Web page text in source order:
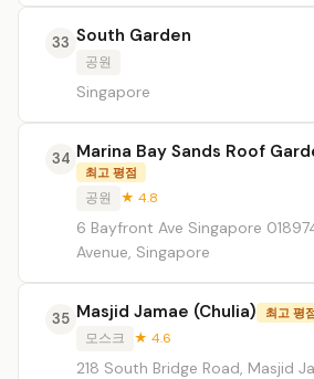
33 South Garden
공원
Singapore
34 Marina Bay Sands Roof
최고 평점
공원 ★ 4.8
6 Bayfront Ave Singapore
Avenue, Singapore
35 Masjid Jamae (Chulia) 최고 평
모스크 ★ 4.6
218 South Bridge Road, Masjid